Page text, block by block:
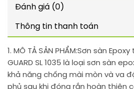
Đánh giá (0)
Thông tin thanh toán
1. MÔ TẢ SẢN PHẨM:Sơn sàn Epoxy
GUARD SL 1035 là loại sơn sàn
khả năng chống mài mòn và va
phủ sau khi đóng rắn hoàn thiện